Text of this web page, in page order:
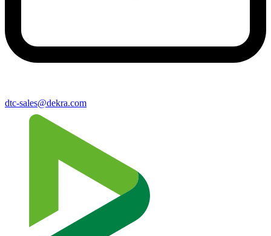
dtc-sales@​dekra​.com